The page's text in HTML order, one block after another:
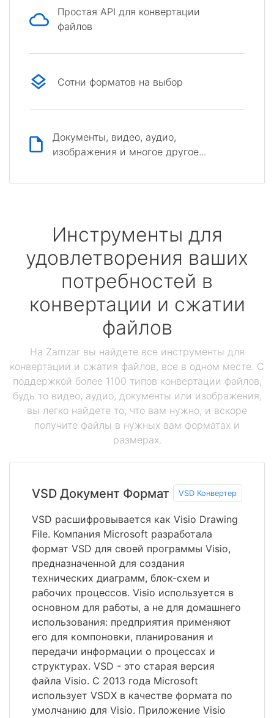
Простая API для конвертации
файлов
Сотни форматов на выбор
Документы, видео, аудио,
изображения и многое другое...
Инструменты для
удовлетворения ваших
потребностей в
конвертации и сжатии
файлов
На Zamzar вы найдете все инструменты для
конвертации и сжатия файлов, все в одном месте. С
поддержкой более 1100 типов конвертации файлов,
будь то видео, аудио, документы или изображения,
вы легко найдете то, что вам нужно, и вскоре
получите файлы в нужных вам форматах и
размерах.
VSD Документ Формат VSD Конвертер
VSD расшифровывается как Visio Drawing
File. Компания Microsoft разработала
формат VSD для своей программы Visio,
предназначенной для создания
технических диаграмм, блок-схем и
рабочих процессов. Visio используется в
основном для работы, а не для домашнего
использования: предприятия применяют
его для компоновки, планирования и
передачи информации о процессах и
структурах. VSD - это старая версия
файла Visio. С 2013 года Microsoft
использует VSDX в качестве формата по
умолчанию для Visio. Приложение Visio